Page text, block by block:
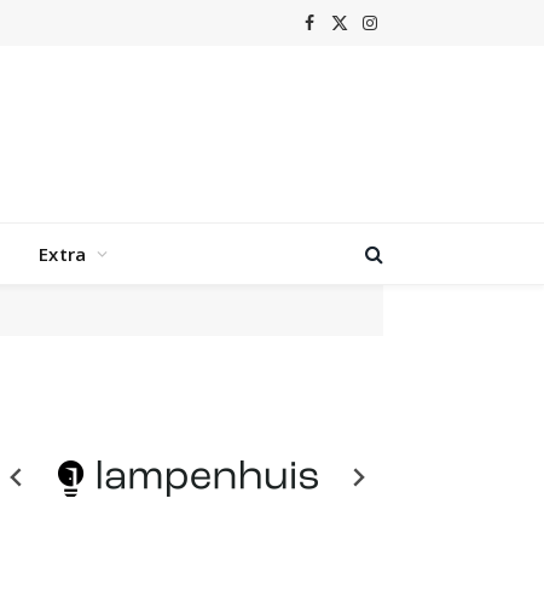
Facebook
X
Instagram
Extra